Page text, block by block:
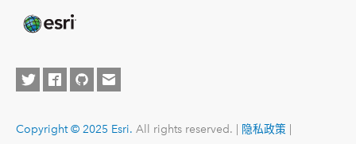
Copyright © 2025 Esri. All rights reserved. | 隐私政策